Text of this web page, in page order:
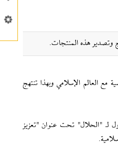
وتصدير هذه المنتجات.
مع العالم الإسلامي وبهذا تنتهج
الماضي 22 أكتوبر 2024 م المؤتمر الوطني الأول لـ "الحلال" تحت عنوان "تعزيز